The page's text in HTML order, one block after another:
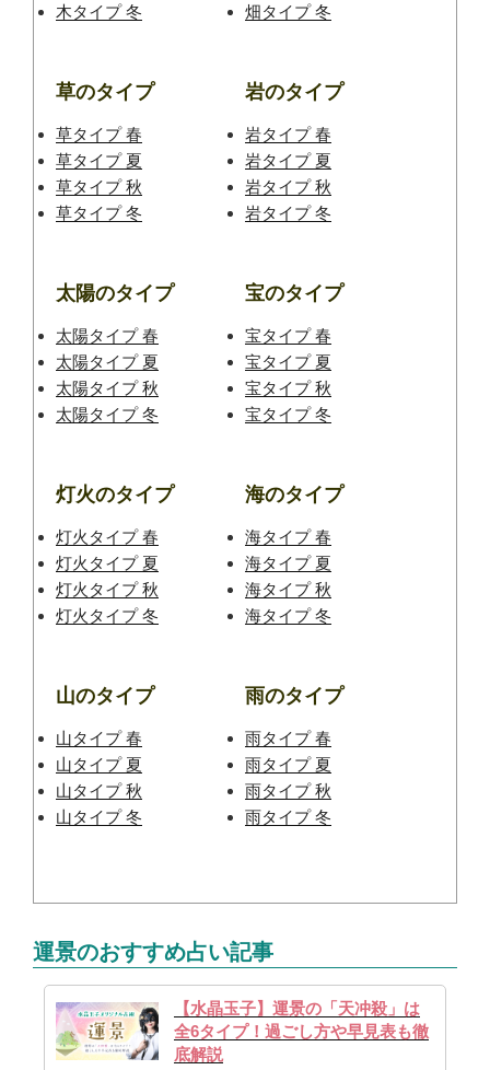
木タイプ 冬
草のタイプ
草タイプ 春
草タイプ 夏
草タイプ 秋
草タイプ 冬
太陽のタイプ
太陽タイプ 春
太陽タイプ 夏
太陽タイプ 秋
太陽タイプ 冬
灯火のタイプ
灯火タイプ 春
灯火タイプ 夏
灯火タイプ 秋
灯火タイプ 冬
山のタイプ
山タイプ 春
山タイプ 夏
山タイプ 秋
山タイプ 冬
畑タイプ 冬
岩のタイプ
岩タイプ 春
岩タイプ 夏
岩タイプ 秋
岩タイプ 冬
宝のタイプ
宝タイプ 春
宝タイプ 夏
宝タイプ 秋
宝タイプ 冬
海のタイプ
海タイプ 春
海タイプ 夏
海タイプ 秋
海タイプ 冬
雨のタイプ
雨タイプ 春
雨タイプ 夏
雨タイプ 秋
雨タイプ 冬
運景のおすすめ占い記事
【水晶玉子】運景の「天冲殺」は
全6タイプ！過ごし方や早見表も徹
底解説